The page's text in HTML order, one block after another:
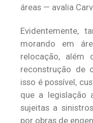
áreas — avalia
Evidentemente,
morando em
relocação, além
reconstrução de
isso é possível,
que a legislação
sujeitas a
por obras de